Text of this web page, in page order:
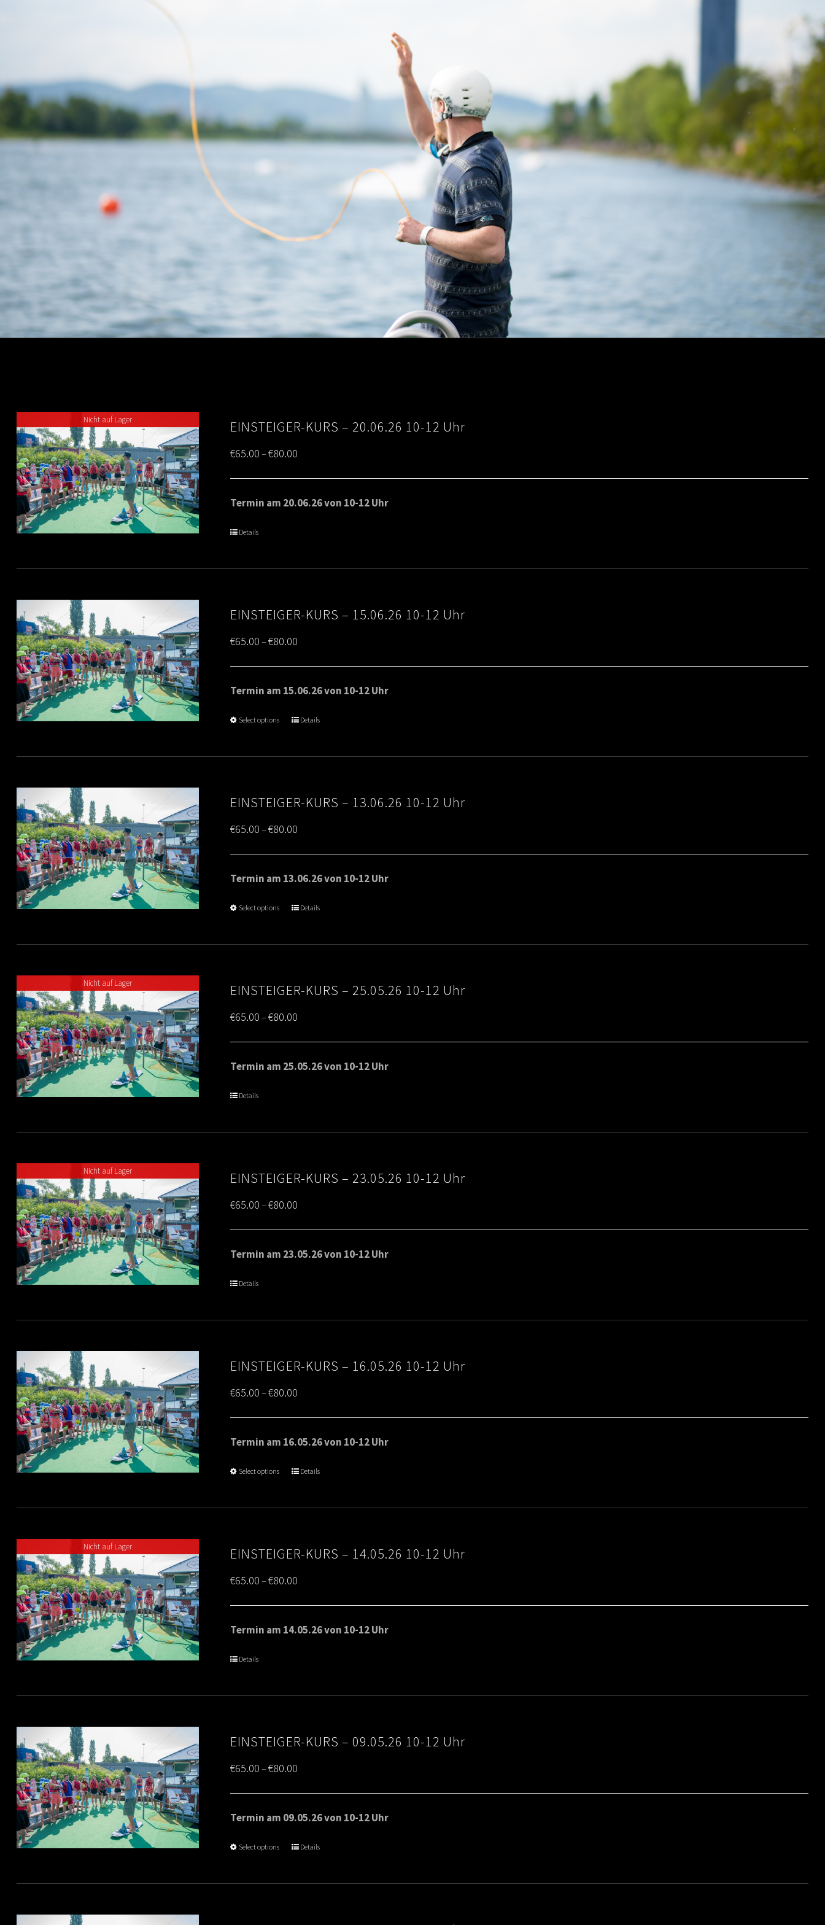
Nicht auf Lager EINSTEIGER-KURS – 20.06.26 10-12 Uhr
€65.00–€80.00
range:
€65.00
Termin am 20.06.26 von 10-12 Uhr
Details
EINSTEIGER-KURS – 15.06.26 10-12 Uhr
€65.00–€80.00
range:
€65.00
Termin am 15.06.26 von 10-12 Uhr
Select options Details
EINSTEIGER-KURS – 13.06.26 10-12 Uhr
€65.00–€80.00
range:
€65.00
Termin am 13.06.26 von 10-12 Uhr
Select options Details
Nicht auf Lager EINSTEIGER-KURS – 25.05.26 10-12 Uhr
€65.00–€80.00
range:
€65.00
Termin am 25.05.26 von 10-12 Uhr
Details
Nicht auf Lager EINSTEIGER-KURS – 23.05.26 10-12 Uhr
€65.00–€80.00
range:
€65.00
Termin am 23.05.26 von 10-12 Uhr
Details
EINSTEIGER-KURS – 16.05.26 10-12 Uhr
€65.00–€80.00
range:
€65.00
Termin am 16.05.26 von 10-12 Uhr
Select options Details
Nicht auf Lager EINSTEIGER-KURS – 14.05.26 10-12 Uhr
€65.00–€80.00
range:
€65.00
Termin am 14.05.26 von 10-12 Uhr
Details
EINSTEIGER-KURS – 09.05.26 10-12 Uhr
€65.00–€80.00
range:
€65.00
Termin am 09.05.26 von 10-12 Uhr
Select options Details